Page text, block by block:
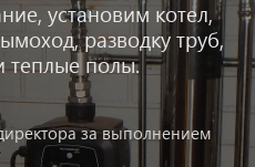
установим котел,
разводку труб,
теплые полы.
за выполнением